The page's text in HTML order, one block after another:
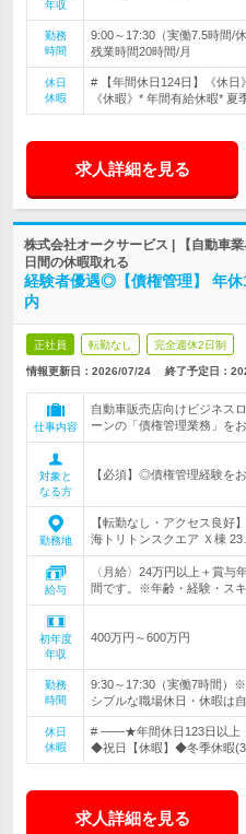
年収
勤務
時間
9:00～17:30（実働7.5時間/
残業時間20時間/月
休日
休暇
# 【年間休日124日】《休日
《休暇》* 年間有給休暇* 夏
求人詳細を見る
株式会社オークサービス | 【自動車
日間の休暇取れる
経験者優遇◎【債権管理】 年
内
正社員 転勤なし 完全週休2日制
情報更新日：2026/07/24 終了予定日：
仕事内容
自動車販売店向けビジネス
ーンの「債権管理業務」を
対象と
なる方
【必須】◎債権管理経験
勤務地
【転勤なし・アクセス良
海トリトンスクエア Ｘ棟
給与
〈月給〉24万円以上＋
間です。※年齢・経験・ス
初年度
年収
400万円～600万円
勤務
時間
9:30～17:30（実働7時間
シブルな職場休日・休暇は
休日
休暇
# ――★年間休日123日以上
◆祝日【休暇】◆冬季休暇
求人詳細を見る